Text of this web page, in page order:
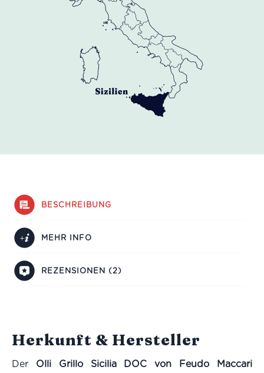
BESCHREIBUNG
MEHR INFO
REZENSIONEN (2)
Herkunft & Hersteller
Der Olli Grillo Sicilia DOC von Feudo Maccari